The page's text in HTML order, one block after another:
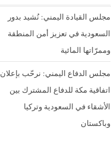
مجلس القيادة اليمني: نُشيد بدور
السعودية في تعزيز أمن المنطقة
وممرّاتها المائية
مجلس الدفاع اليمني: نرحّب بإعلان
اتفاقية مكة للدفاع المشترك بين
الأشقاء في السعودية وتركيا
وباكستان